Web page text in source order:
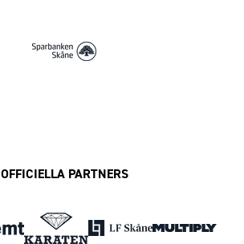
OFFICIELLA PARTNERS